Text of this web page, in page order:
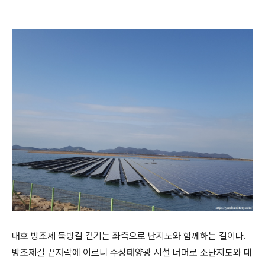
대호 방조제 둑방길 걷기는 좌측으로 난지도와 함께하는 길이다.
방조제길 끝자락에 이르니 수상태양광 시설 너머로 소난지도와 대